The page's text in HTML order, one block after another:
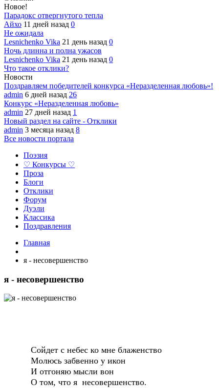
Новое!
Парадокс отвергнутого тепла
Айхо 11 дней назад 0
Не ожидала
Lesnichenko Vika 21 день назад 0
Ночь длинна и полна ужасов
Lesnichenko Vika 21 день назад 0
Что такое отклики?
Новости
Поздравляем победителей конкурса «Неразделенная любовь»!
admin 6 дней назад 26
Конкурс «Неразделенная любовь»
admin 27 дней назад 1
Новый раздел на сайте - Отклики
admin 3 месяца назад 8
Все новости портала
Поэзия
♡ Конкурсы ♡
Проза
Блоги
Отклики
Форум
Дуэли
Классика
Поздравления
Главная
я - несовершенство
я - несовершенство
Сойдет с небес ко мне блаженство
Молюсь забвенно у икон
И отгоняю мысли вон
О том, что я несовершенство.